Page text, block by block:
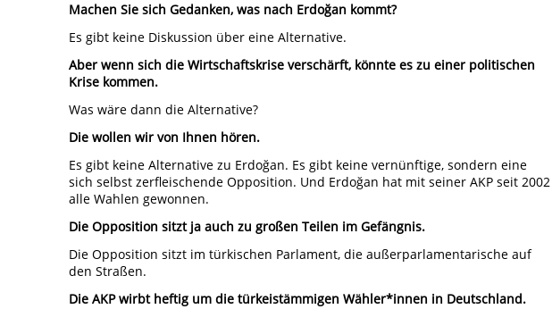
Machen Sie sich Gedanken, was nach Erdoğan kommt?
Es gibt keine Diskussion über eine Alternative.
Aber wenn sich die Wirtschaftskrise verschärft, könnte es zu einer politischen
Krise kommen.
Was wäre dann die Alternative?
Die wollen wir von Ihnen hören.
Es gibt keine Alternative zu Erdoğan. Es gibt keine vernünftige, sondern eine
sich selbst zerfleischende Opposition. Und Erdoğan hat mit seiner AKP seit 2002
alle Wahlen gewonnen.
Die Opposition sitzt ja auch zu großen Teilen im Gefängnis.
Die Opposition sitzt im türkischen Parlament, die außerparlamentarische auf
den Straßen.
Die AKP wirbt heftig um die türkeistämmigen Wähler*innen in Deutschland.